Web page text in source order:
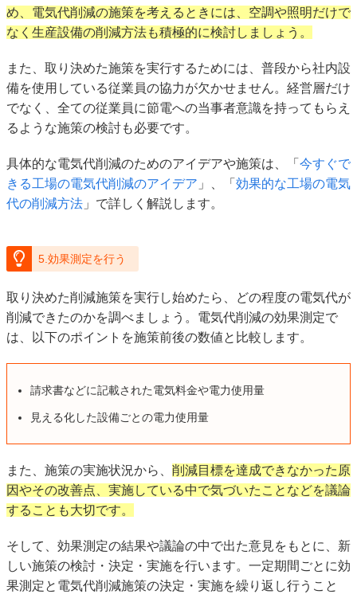
め、電気代削減の施策を考えるときには、空調や照明だけで
なく生産設備の削減方法も積極的に検討しましょう。
また、取り決めた施策を実行するためには、普段から社内設
備を使用している従業員の協力が欠かせません。経営層だけ
でなく、全ての従業員に節電への当事者意識を持ってもらえ
るような施策の検討も必要です。
具体的な電気代削減のためのアイデアや施策は、「 今すぐで
きる工場の電気代削減のアイデア 」、「 効果的な工場の電気
代の削減方法 」で詳しく解説します。
5.効果測定を行う
取り決めた削減施策を実行し始めたら、どの程度の電気代が
削減できたのかを調べましょう。電気代削減の効果測定で
は、以下のポイントを施策前後の数値と比較します。
請求書などに記載された電気料金や電力使用量
見える化した設備ごとの電力使用量
また、施策の実施状況から、 削減目標を達成できなかった原
因やその改善点、実施している中で気づいたことなどを議論
することも大切です。
そして、効果測定の結果や議論の中で出た意見をもとに、新
しい施策の検討・決定・実施を行います。一定期間ごとに効
果測定と電気代削減施策の決定・実施を繰り返し行うこと